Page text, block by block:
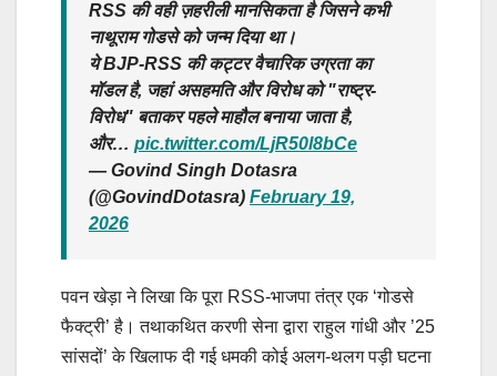
RSS की वही ज़हरीली मानसिकता है जिसने कभी
नाथूराम गोडसे को जन्म दिया था।
ये BJP-RSS की कट्टर वैचारिक उग्रता का
मॉडल है, जहां असहमति और विरोध को "राष्ट्र-
विरोध" बताकर पहले माहौल बनाया जाता है,
और… pic.twitter.com/LjR50l8bCe
— Govind Singh Dotasra
(@GovindDotasra) February 19,
2026
पवन खेड़ा ने लिखा कि पूरा RSS-भाजपा तंत्र एक ‘गोडसे
फैक्ट्री’ है। तथाकथित करणी सेना द्वारा राहुल गांधी और ’25
सांसदों’ के खिलाफ दी गई धमकी कोई अलग-थलग पड़ी घटना